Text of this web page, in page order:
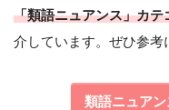
「類語ニュアンス」カテ
介しています。ぜひ参考
類語ニュア